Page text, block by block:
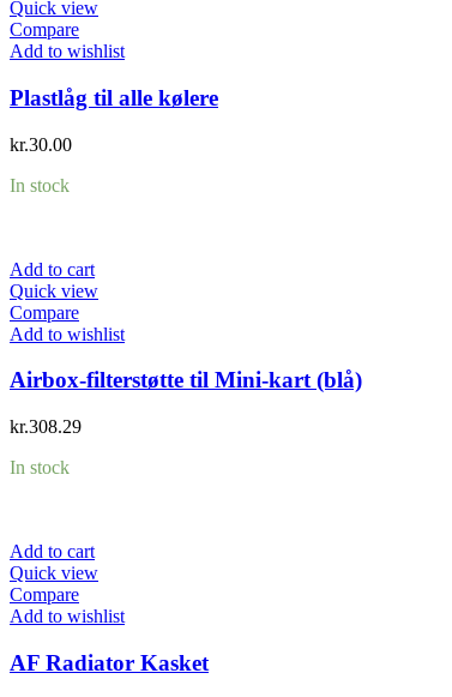
Quick view
Compare
Add to wishlist
Plastlåg til alle kølere
kr.30.00
In stock
Add to cart
Quick view
Compare
Add to wishlist
Airbox-filterstøtte til Mini-kart (blå)
kr.308.29
In stock
Add to cart
Quick view
Compare
Add to wishlist
AF Radiator Kasket